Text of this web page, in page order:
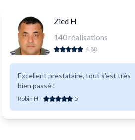
Zied H
140réalisations
4.88
Excellent prestataire, tout s'est très
bien passé !
Robin H - 5